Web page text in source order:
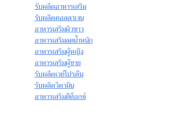
รับผลิตอาหารเสริม
รับผลิตคอลลาเจน
อาหารเสริมผิวขาว
อาหารเสริมลดน้ำหนัก
อาหารเสริมผู้หญิง
อาหารเสริมผู้ชาย
รับผลิตเวย์โปรตีน
รับผลิตวิตามิน
อาหารเสริมดีท็อกซ์